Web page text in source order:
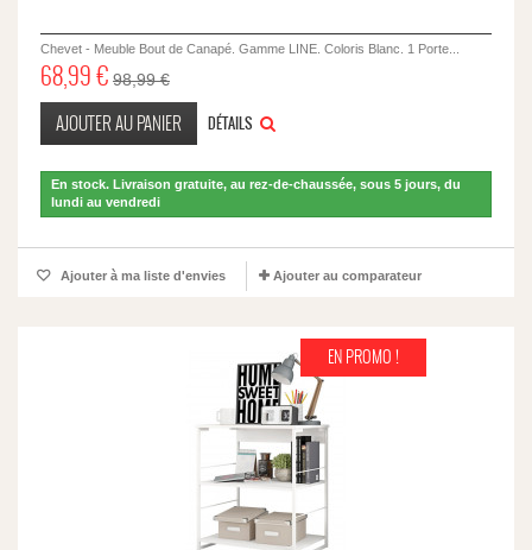
Chevet - Meuble Bout de Canapé. Gamme LINE. Coloris Blanc. 1 Porte...
68,99 € 98,99 €
AJOUTER AU PANIER DÉTAILS
En stock. Livraison gratuite, au rez-de-chaussée, sous 5 jours, du
lundi au vendredi
Ajouter à ma liste d'envies Ajouter au comparateur
EN PROMO !